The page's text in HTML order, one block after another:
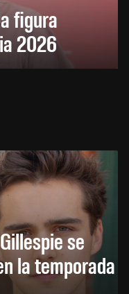
figura
2026
se
la temporada